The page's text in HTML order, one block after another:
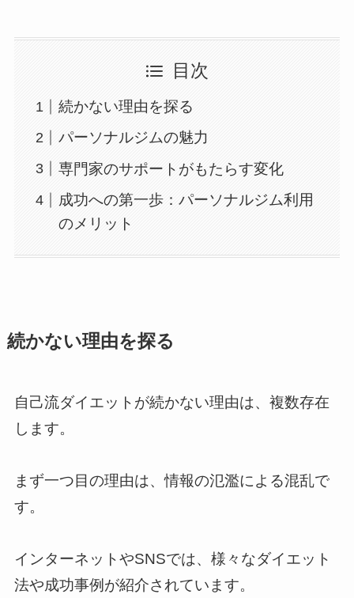
目次
続かない理由を探る
パーソナルジムの魅力
専門家のサポートがもたらす変化
成功への第一歩：パーソナルジム利用
のメリット
続かない理由を探る
自己流ダイエットが続かない理由は、複数存在
します。
まず一つ目の理由は、情報の氾濫による混乱で
す。
インターネットやSNSでは、様々なダイエット
法や成功事例が紹介されています。